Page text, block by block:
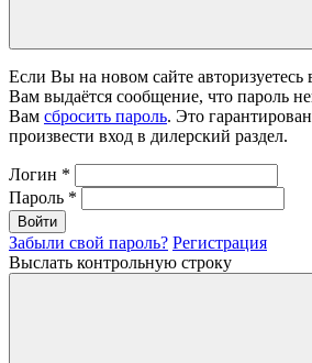
Если Вы на новом сайте авторизуетесь
Вам выдаётся сообщение, что пароль
Вам сбросить пароль. Это
произвести вход в дилерский раздел.
Логин *
Пароль *
Войти
Забыли свой пароль? Регистрация
Выслать контрольную строку